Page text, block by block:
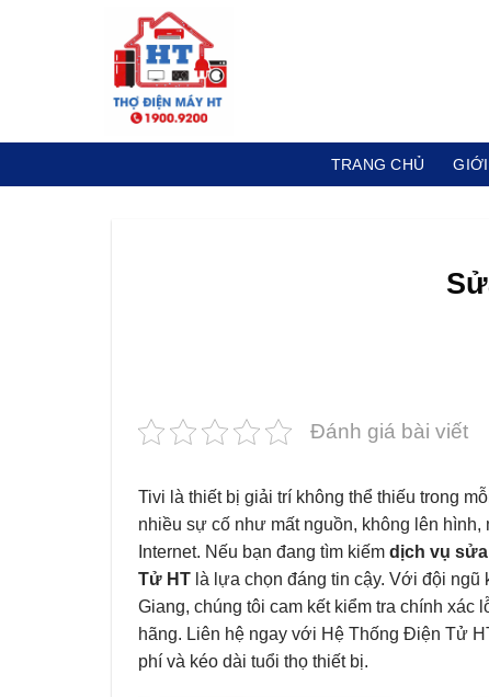
TRANG CHỦ
Đánh giá bài viết
Tivi là thiết bị giải trí không thể thiếu trong
nhiều sự cố như mất nguồn, không lên
Internet. Nếu bạn đang tìm kiếm dịch vụ
Tử HT là lựa chọn đáng tin cậy. Với đội
Giang, chúng tôi cam kết kiểm tra chính
hãng. Liên hệ ngay với Hệ Thống Điện Tử
phí và kéo dài tuổi thọ thiết bị.